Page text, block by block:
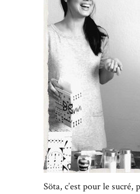
Söta, c’est pour le